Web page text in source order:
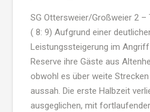
SG Ottersweier/Großweier 2 –
( 8: 9) Aufgrund einer
Leistungssteigerung im
Reserve ihre Gäste aus
obwohl es über weite
aussah. Die erste Halbzeit
ausgeglichen, mit